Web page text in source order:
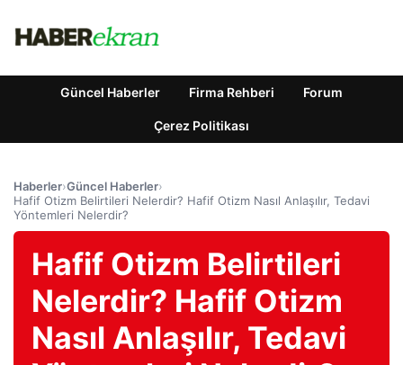
Güncel Haberler Firma Rehberi Forum
Çerez Politikası
Haberler›Güncel Haberler›
Hafif Otizm Belirtileri Nelerdir? Hafif Otizm Nasıl Anlaşılır, Tedavi
Yöntemleri Nelerdir?
Hafif Otizm Belirtileri
Nelerdir? Hafif Otizm
Nasıl Anlaşılır, Tedavi